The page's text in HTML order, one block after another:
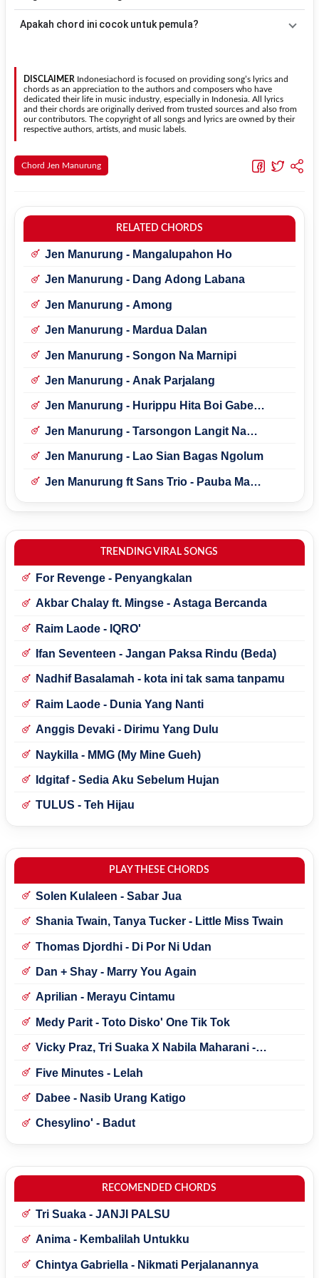
kebutuhan.
Transpose (bawah)untuk menurunkan nada. Seluruh chord akan
Apakah chord ini cocok untuk pemula?
dipelajari oleh pemula tanpa menghilangkan struktur dasar lagu.
DISCLAIMER Indonesiachord is focused on providing song’s lyrics and
chords as an appreciation to the authors and composers who have
dedicated their life in music industry, especially in Indonesia. All lyrics
and their chords are originally derived from trusted sources and also from
our contributors. The copyright of all songs and lyrics are owned by their
respective authors, artists, and music labels.
Chord Jen Manurung
RELATED CHORDS
Jen Manurung - Mangalupahon Ho
Jen Manurung - Dang Adong Labana
Jen Manurung - Among
Jen Manurung - Mardua Dalan
Jen Manurung - Songon Na Marnipi
Jen Manurung - Anak Parjalang
Jen Manurung - Hurippu Hita Boi Gabe
Jen Manurung - Tarsongon Langit Na
Jen Manurung - Lao Sian Bagas Ngolum
Jen Manurung ft Sans Trio - Pauba Ma
TRENDING VIRAL SONGS
For Revenge - Penyangkalan
Akbar Chalay ft. Mingse - Astaga Bercanda
Raim Laode - IQRO'
Ifan Seventeen - Jangan Paksa Rindu (Beda)
Nadhif Basalamah - kota ini tak sama tanpamu
Raim Laode - Dunia Yang Nanti
Anggis Devaki - Dirimu Yang Dulu
Naykilla - MMG (My Mine Gueh)
Idgitaf - Sedia Aku Sebelum Hujan
TULUS - Teh Hijau
PLAY THESE CHORDS
Solen Kulaleen - Sabar Jua
Shania Twain, Tanya Tucker - Little Miss Twain
Thomas Djordhi - Di Por Ni Udan
Dan + Shay - Marry You Again
Aprilian - Merayu Cintamu
Medy Parit - Toto Disko' One Tik Tok
Vicky Praz, Tri Suaka X Nabila Maharani -
Five Minutes - Lelah
Dabee - Nasib Urang Katigo
Chesylino' - Badut
RECOMENDED CHORDS
Tri Suaka - JANJI PALSU
Anima - Kembalilah Untukku
Chintya Gabriella - Nikmati Perjalanannya